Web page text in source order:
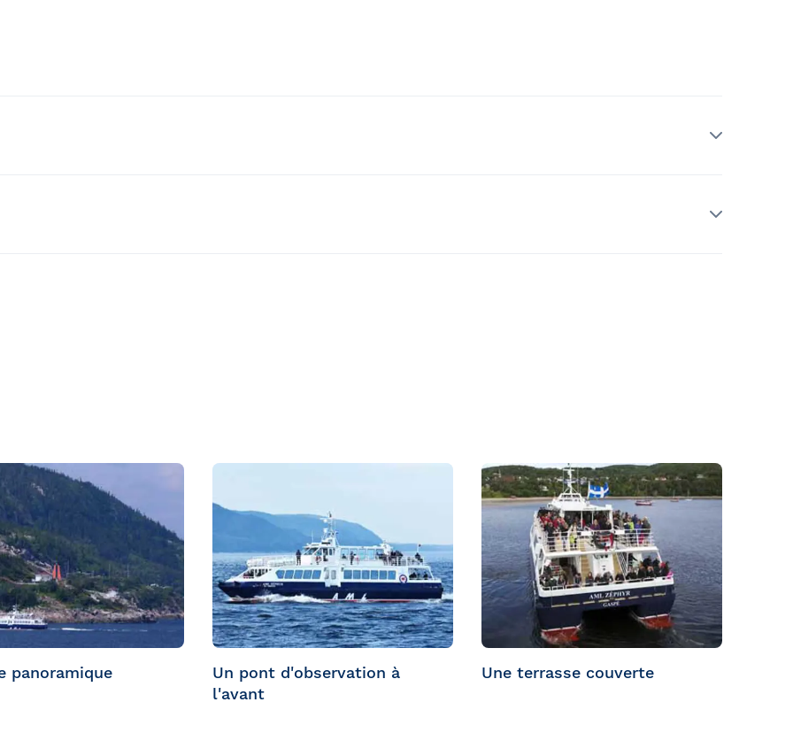
panoramique
Un pont d'observation à
l'avant
Une terrasse couverte